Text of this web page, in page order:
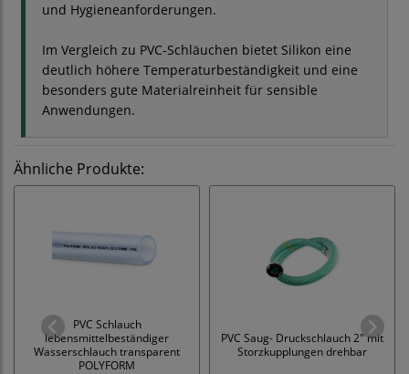
und Hygieneanforderungen.
Im Vergleich zu PVC-Schläuchen bietet Silikon eine
deutlich höhere Temperaturbeständigkeit und eine
besonders gute Materialreinheit für sensible
Anwendungen.
Ähnliche Produkte:
PVC Schlauch
lebensmittelbeständiger
Wasserschlauch transparent
POLYFORM
PVC Saug- Druckschlauch 2" mit
Storzkupplungen drehbar